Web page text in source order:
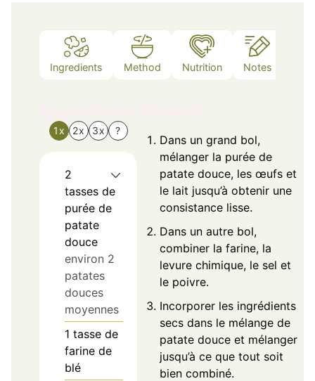
Ingredients Method Nutrition Notes
1x 2x 3x ?
2
tasses de
purée de
patate
douce
environ 2
patates
douces
moyennes
1 tasse de
farine de
blé
Dans un grand bol,
mélanger la purée de
patate douce, les œufs et
le lait jusqu’à obtenir une
consistance lisse.
Dans un autre bol,
combiner la farine, la
levure chimique, le sel et
le poivre.
Incorporer les ingrédients
secs dans le mélange de
patate douce et mélanger
jusqu’à ce que tout soit
bien combiné.